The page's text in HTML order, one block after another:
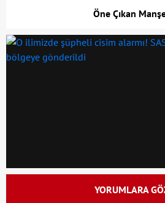
Öne Çıkan
YORUMLARA